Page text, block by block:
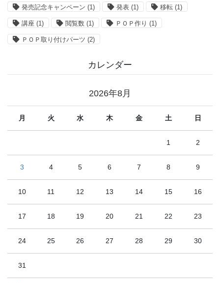
発売記念キャンペーン (1) 発表 (1) 移転 (1)
講座 (1) 閲覧数 (1) ＰＯＰ作り (1)
ＰＯＰ取り付けパーツ (2)
カレンダー
2026年8月
月 火 水 木 金 土 日
1 2
3 4 5 6 7 8 9
10 11 12 13 14 15 16
17 18 19 20 21 22 23
24 25 26 27 28 29 30
31